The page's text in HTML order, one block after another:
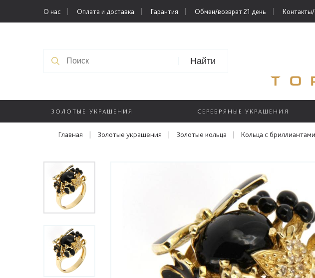
О нас Оплата и доставка Гарантия Обмен/возврат 21 день
Найти
ЗОЛОТЫЕ УКРАШЕНИЯ СЕРЕБРЯНЫЕ УКРАШЕНИЯ
Главная | Золотые украшения | Золотые кольца | Кольца с бриллиантами